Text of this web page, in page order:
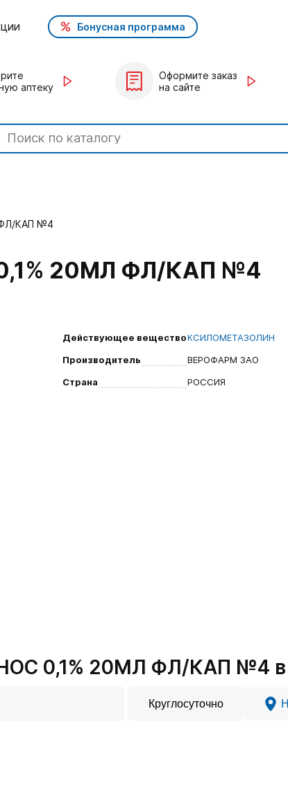
Бонусная программа
аптеку
Оформите заказ
на сайте
КАП №4
20МЛ ФЛ/КАП №4
Действующее веществоКСИЛОМЕТАЗОЛИН
Производитель
ВЕРОФАРМ ЗАО
Страна
РОССИЯ
0,1% 20МЛ ФЛ/КАП №4 в
Круглосуточно